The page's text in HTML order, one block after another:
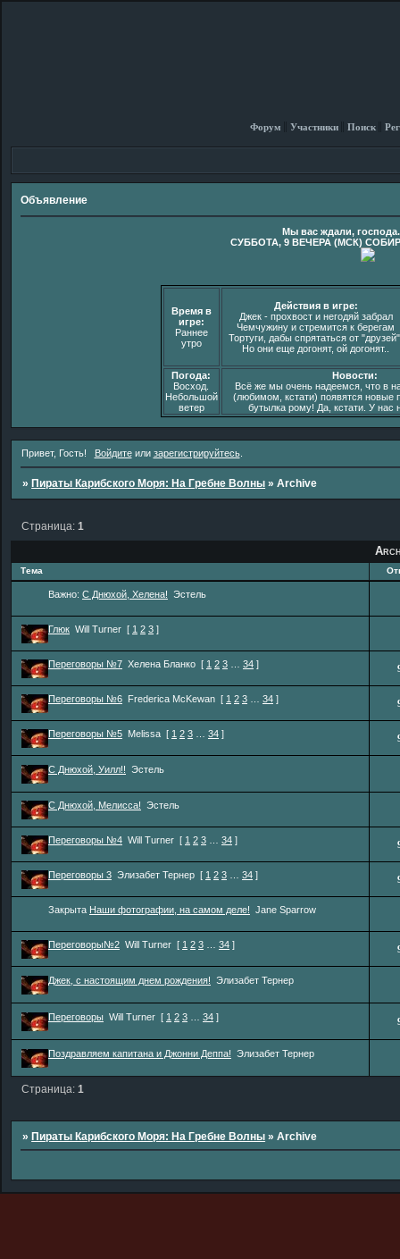
Форум Участники Поиск
Объявление
Мы вас ждали,
СУББОТА, 9 ВЕЧЕРА (МСК)
Время в
игре:
Раннее
утро
Действия в игре:
Джек - прохвост и негодяй забрал
Чемчужину и стремится к берегам
Тортуги, дабы спрятаться от
Но они еще догонят, ой догонят..
Погода:
Восход.
Небольшой
ветер
Новости:
Всё же мы очень надеемся, что в
(любимом, кстати) появятся новые
бутылка рому! Да, кстати. У нас
Привет, Гость! Войдитеили зарегистрируйтесь.
» Пираты Карибского Моря: На Гребне Волны »Archive
Страница:1
Тема
Важно: С Днюхой, Хелена! Эстель
Глюк Will Turner [ 1 2 3 ]
Переговоры №7 Хелена Бланко [ 1 2 3 34 ]
Переговоры №6 Frederica McKewan [ 1 2 3 34 ]
Переговоры №5 Melissa [ 1 2 3 34 ]
С Днюхой, Уилл!! Эстель
С Днюхой, Мелисса! Эстель
Переговоры №4 Will Turner [ 1 2 3 34 ]
Переговоры 3 Элизабет Тернер [ 1 2 3 34 ]
Закрыта Наши фотографии, на самом деле! Jane Sparrow
Переговоры№2 Will Turner [ 1 2 3 34 ]
Джек, с настоящим днем рождения! Элизабет Тернер
Переговоры Will Turner [ 1 2 3 34 ]
Поздравляем капитана и Джонни Деппа! Элизабет Тернер
Страница:1
»Пираты Карибского Моря: На Гребне Волны »Archive